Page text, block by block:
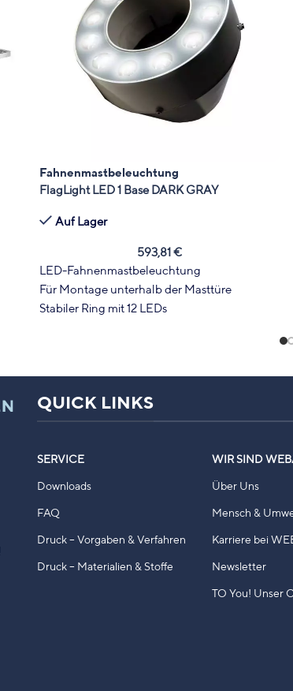
Fahnenmastbeleuchtung
FlagLight LED 1 Base DARK GRAY
Auf Lager
593,81€
LED-Fahnenmastbeleuchtung
Für Montage unterhalb der Masttüre
Stabiler Ring mit 12 LEDs
QUICK LINKS
SERVICE
Downloads
FAQ
Druck – Vorgaben & Verfahren
Druck – Materialien & Stoffe
WIR SIND
Über Uns
Mensch &
Karriere bei
Newsletter
TO You! Unser